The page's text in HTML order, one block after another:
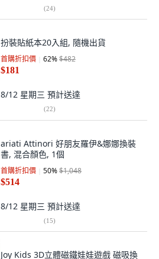
(24)
扮裝貼紙本20入組, 隨機出貨
首購折扣價 62%$482
$181
8/12 星期三 預計送達
(22)
ariati Attinori 好朋友羅伊&娜娜換裝
書, 混合顏色, 1個
首購折扣價 50%$1,048
$514
8/12 星期三 預計送達
(15)
Joy Kids 3D立體磁鐵娃娃遊戲 磁吸換